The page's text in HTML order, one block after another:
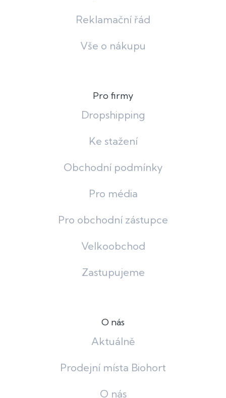
Reklamační řád
Vše o nákupu
Pro firmy
Dropshipping
Ke stažení
Obchodní podmínky
Pro média
Pro obchodní zástupce
Velkoobchod
Zastupujeme
O nás
Aktuálně
Prodejní místa Biohort
O nás